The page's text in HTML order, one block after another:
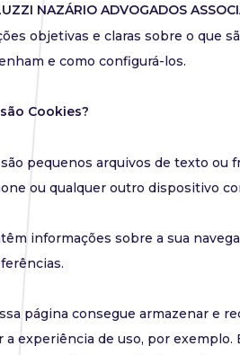
NAZÁRIO ADVOGADOS
objetivas e claras sobre o que
e como configurá-los.
Cookies?
pequenos arquivos de texto ou
ou qualquer outro dispositivo
informações sobre a sua
página consegue armazenar e
a experiência de uso, por